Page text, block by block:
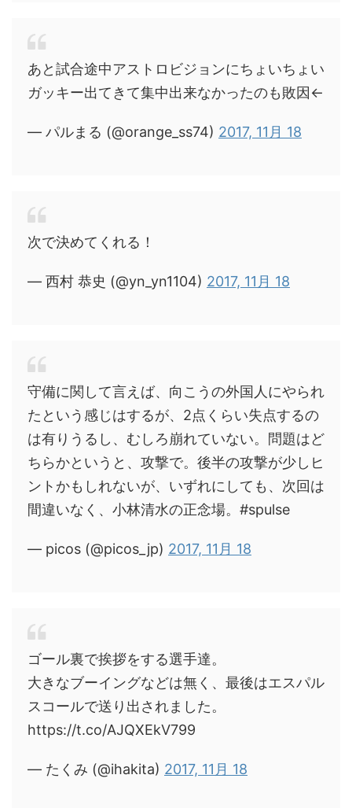
あと試合途中アストロビジョンにちょいちょい
ガッキー出てきて集中出来なかったのも敗因←
— パルまる (@orange_ss74) 2017, 11月 18
次で決めてくれる！
— 西村 恭史 (@yn_yn1104) 2017, 11月 18
守備に関して言えば、向こうの外国人にやられ
たという感じはするが、2点くらい失点するの
は有りうるし、むしろ崩れていない。問題はど
ちらかというと、攻撃で。後半の攻撃が少しヒ
ントかもしれないが、いずれにしても、次回は
間違いなく、小林清水の正念場。#spulse
— picos (@picos_jp) 2017, 11月 18
ゴール裏で挨拶をする選手達。
大きなブーイングなどは無く、最後はエスパル
スコールで送り出されました。
https://t.co/AJQXEkV799
— たくみ (@ihakita) 2017, 11月 18